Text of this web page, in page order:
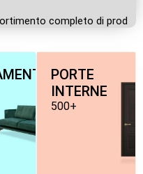
completo di prod
PORTE
INTERNE
500+